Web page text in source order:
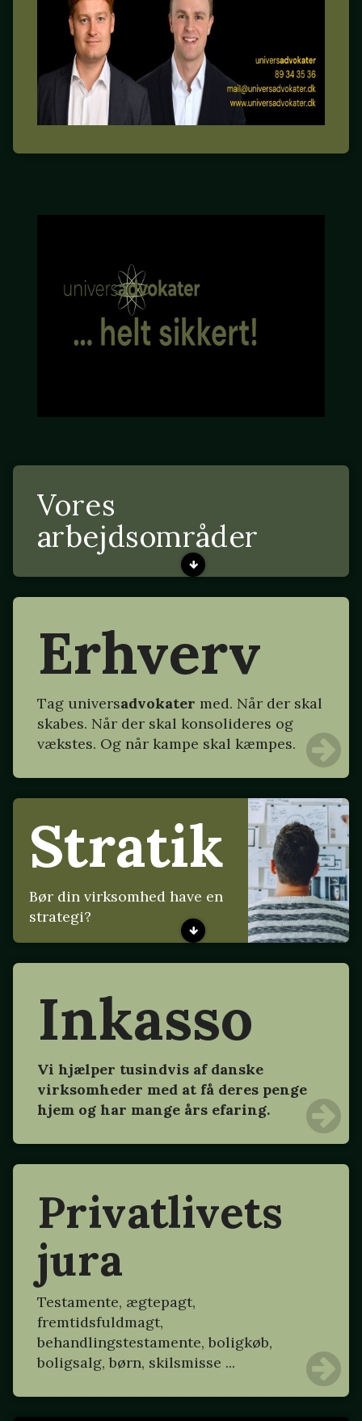
Vores
arbejdsområder
Erhverv
Tag universadvokater med. Når der skal
skabes. Når der skal konsolideres og
vækstes. Og når kampe skal kæmpes.
Stratik
Bør din virksomhed have en
strategi?
Inkasso
Vi hjælper tusindvis af danske
virksomheder med at få deres penge
hjem og har mange års efaring.
Privatlivets
jura
Testamente, ægtepagt,
fremtidsfuldmagt,
behandlingstestamente, boligkøb,
boligsalg, børn, skilsmisse ...